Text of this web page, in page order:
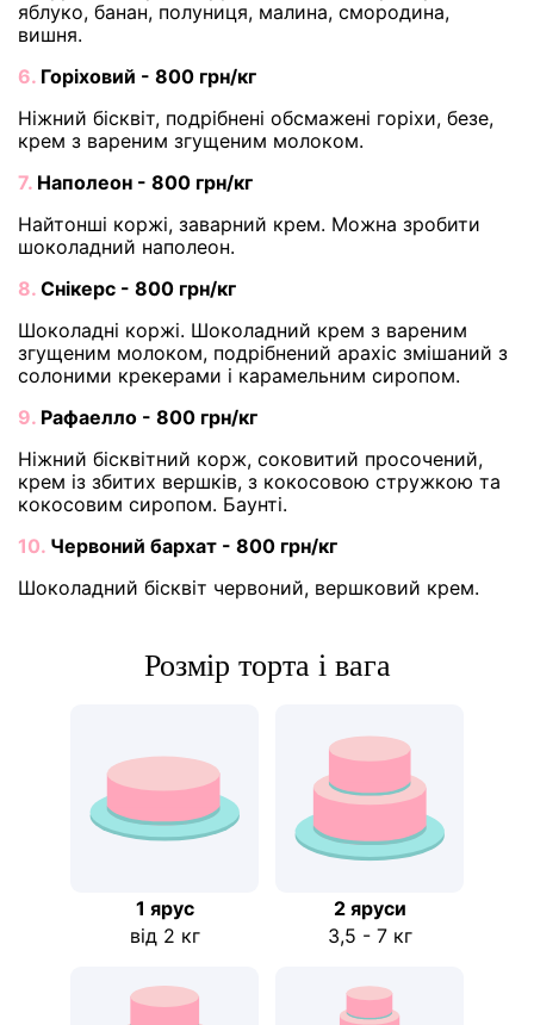
яблуко, банан, полуниця, малина, смородина,
вишня.
6. Горіховий - 800 грн/кг
Ніжний бісквіт, подрібнені обсмажені горіхи, безе,
крем з вареним згущеним молоком.
7. Наполеон - 800 грн/кг
Найтонші коржі, заварний крем. Можна зробити
шоколадний наполеон.
8. Снікерс - 800 грн/кг
Шоколадні коржі. Шоколадний крем з вареним
згущеним молоком, подрібнений арахіс змішаний з
солоними крекерами і карамельним сиропом.
9. Рафаелло - 800 грн/кг
Ніжний бісквітний корж, соковитий просочений,
крем із збитих вершків, з кокосовою стружкою та
кокосовим сиропом. Баунті.
10. Червоний бархат - 800 грн/кг
Шоколадний бісквіт червоний, вершковий крем.
Розмір торта і вага
1 ярус
від 2 кг
2 яруси
3,5 - 7 кг